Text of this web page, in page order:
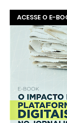
ACESSE O E-